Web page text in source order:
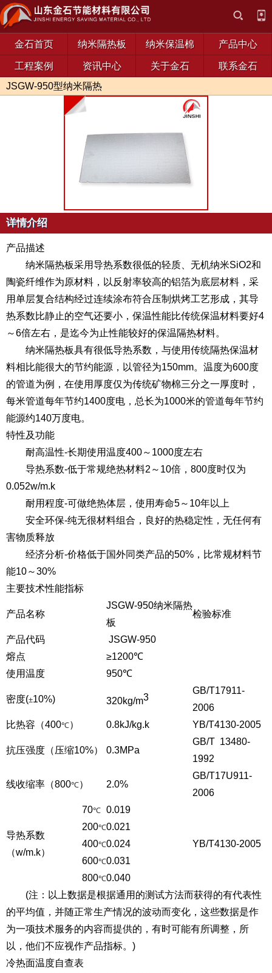
金石首页 纳米隔热板 纳米保温棉 产品中心
工程案例 资讯中心 关于金石
联系金石
JSGW-950型纳米隔热
详情介绍
产品描述
纳米隔热板采用导热系数很低的轻质、无机纳米SiO2和
陶瓷纤维作为原材料，以反射率较高的铝箔为底层材料，采
用单层复合结构经过连续涂布符合压制烘烤工艺形成，其导
热系数比静止的空气还要小，保温性能比传统保温材料要好4
～6倍左右，是迄今为止性能较好的保温隔热材料。
纳米隔热板具有很低导热系数，与使用传统隔热保温材
料相比能很大的节约能源，以管径为150mm。温度为600度
的管道为例，在使用厚度仅为传统矿物棉三分之一厚度时，
每米管道每年节约1400度电，总长为1000米的管道每年节约
能源约140万度电。
特性及功能
耐高温性-长期使用温度400～1000度左右
导热系数-低于常规绝热材料2～10倍，800度时仅为
0.052w/m.k
耐用程度-可做绝热体层，使用寿命5～10年以上
安全环保-纯无很材料组合，良好的热稳定性，无任何有
害物质释放
经济分析-价格低于国外同类产品的50%，比常规材料节
能10～30%
主要技术性能指标
产品名称
JSGW-950纳米隔热
板
检验标准
产品代码
JSGW-950
熔点
≥1200℃
使用温度
950℃
密度(±10%) 320kg/m3
GB/T17911-
2006
比热容（400℃） 0.8kJ/kg.k YB/T4130-2005
抗压强度（压缩10%） 0.3MPa
GB/T 13480-
1992
线收缩率（800℃） 2.0%
GB/T17U911-
2006
导热系数
（w/m.k）
70℃ 0.019
YB/T4130-2005
200℃0.021
400℃0.024
600℃0.031
800℃0.040
(注：以上数据是根据通用的测试方法而获得的有代表性
的平均值，并随正常生产情况的波动而变化，这些数据是作
为一项技术服务的内容而提供的，有时可能有所调整，所
以，他们不应视作产品指标。)
冷热面温度自查表